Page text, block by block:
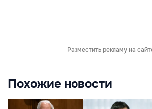
Разместить рекламу на
Похожие новости